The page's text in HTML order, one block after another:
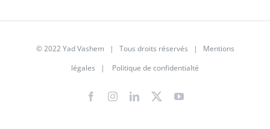
© 2022 Yad Vashem | Tous droits réservés | Mentions
légales | Politique de confidentialté